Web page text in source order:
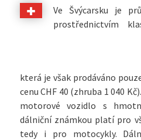
Ve Švýcarsku je
prostřednictvím
která je však prodáváno
cenu CHF 40 (zhruba 1 040
motorové vozidlo s
dálniční známkou platí pro
tedy i pro motocykly.